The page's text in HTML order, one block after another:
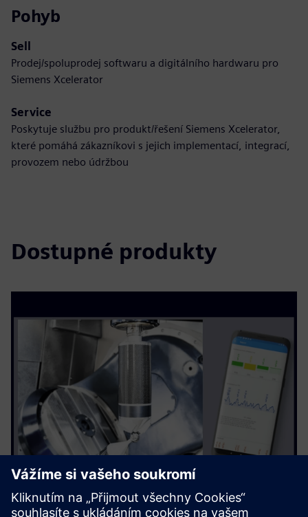
Pohyb
Sell
Prodej/spoluprodej softwaru a digitálního hardwaru pro
Siemens Xcelerator
Service
Poskytuje službu pro produkt/řešení Siemens Xcelerator,
které pomáhá zákazníkovi s jejich implementací, integrací,
provozem nebo údržbou
Dostupné produkty